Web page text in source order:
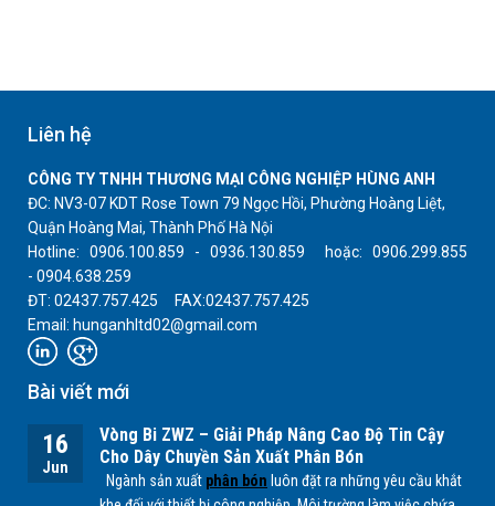
Liên hệ
CÔNG TY TNHH THƯƠNG MẠI CÔNG NGHIỆP HÙNG ANH
ĐC: NV3-07 KDT Rose Town 79 Ngọc Hồi, Phường Hoàng Liệt,
Quận Hoàng Mai, Thành Phố Hà Nội
Hotline: 0906.100.859 - 0936.130.859 hoặc: 0906.299.855
- 0904.638.259
ĐT: 02437.757.425 FAX:02437.757.425
Email: hunganhltd02@gmail.com
Bài viết mới
16
Jun
Vòng Bi ZWZ – Giải Pháp Nâng Cao Độ Tin Cậy
Cho Dây Chuyền Sản Xuất Phân Bón
Ngành sản xuất phân bón luôn đặt ra những yêu cầu khắt